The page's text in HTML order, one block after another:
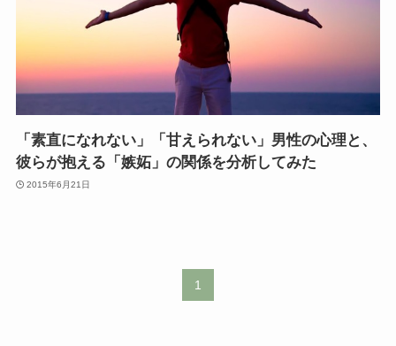
「素直になれない」「甘えられない」男性の心理と、
彼らが抱える「嫉妬」の関係を分析してみた
2015年6月21日
1